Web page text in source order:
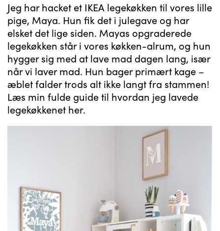
Jeg har hacket et IKEA legekøkken til vores lille
pige, Maya. Hun fik det i julegave og har
elsket det lige siden. Mayas opgraderede
legekøkken står i vores køkken-alrum, og hun
hygger sig med at lave mad dagen lang, især
når vi laver mad. Hun bager primært kage –
æblet falder trods alt ikke langt fra stammen!
Læs min fulde guide til hvordan jeg lavede
legekøkkenet her.